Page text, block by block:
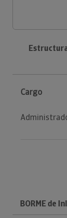
Cargo
BORME de